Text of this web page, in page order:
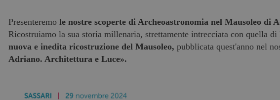
Presenteremo le nostre scoperte di Archeoastronomia nel Mausoleo di
Ricostruiamo la sua storia millenaria, strettamente intrecciata con quella
nuova e inedita ricostruzione del Mausoleo, pubblicata quest'anno nel
Adriano. Architettura e Luce».